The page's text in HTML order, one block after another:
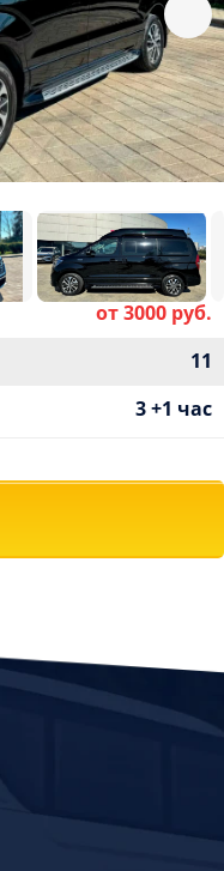
от 3000 руб.
11
3 +1 час